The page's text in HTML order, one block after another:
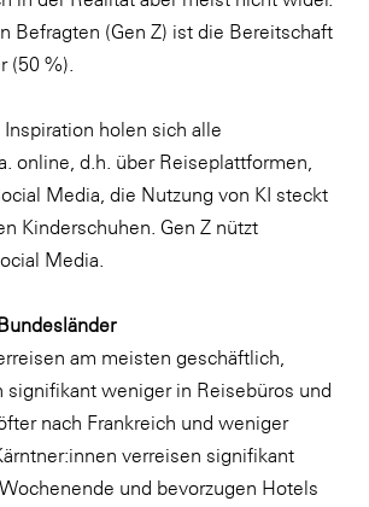
Befragten (Gen Z) ist die Bereitschaft
(50 %).
holen sich alle
online, d.h. über Reiseplattformen,
Media, die Nutzung von KI steckt
Kinderschuhen. Gen Z nützt
Media.
am meisten geschäftlich,
signifikant weniger in Reisebüros und
nach Frankreich und weniger
verreisen signifikant
und bevorzugen Hotels